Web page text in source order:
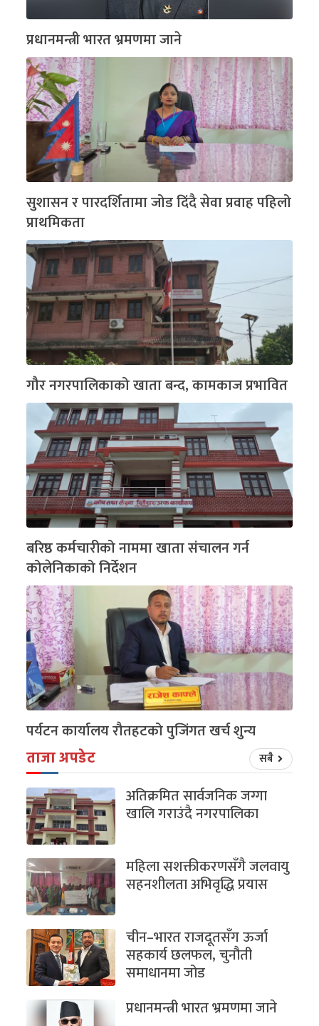
प्रधानमन्त्री भारत भ्रमणमा जाने
सुशासन र पारदर्शितामा जोड दिंदै सेवा प्रवाह पहिलो
प्राथमिकता
गौर नगरपालिकाको खाता बन्द, कामकाज प्रभावित
बरिष्ठ कर्मचारीको नाममा खाता संचालन गर्न
कोलेनिकाको निर्देशन
पर्यटन कार्यालय रौतहटको पुजिंगत खर्च शुन्य
ताजा अपडेट सबै
अतिक्रमित सार्वजनिक जग्गा
खालि गराउंदै नगरपालिका
महिला सशक्तीकरणसँगै जलवायु
सहनशीलता अभिवृद्धि प्रयास
चीन–भारत राजदूतसँग ऊर्जा
सहकार्य छलफल, चुनौती
समाधानमा जोड
प्रधानमन्त्री भारत भ्रमणमा जाने